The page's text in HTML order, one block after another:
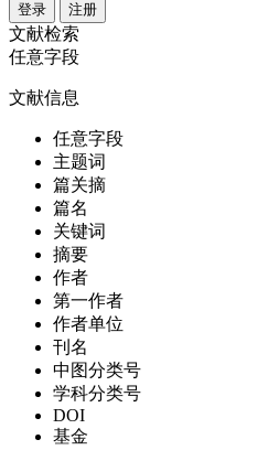
登录 注册
文献检索
任意字段
文献信息
任意字段
主题词
篇关摘
篇名
关键词
摘要
作者
第一作者
作者单位
刊名
中图分类号
学科分类号
DOI
基金